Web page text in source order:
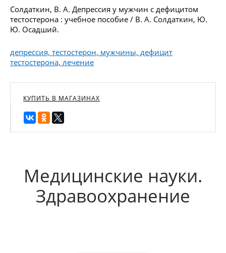
Солдаткин, В. А. Депрессия у мужчин с дефицитом
тестостерона : учебное пособие / В. А. Солдаткин, Ю.
Ю. Осадший.
депрессия, тестостерон, мужчины, дефицит
тестостерона, лечение
КУПИТЬ В МАГАЗИНАХ
Медицинские науки.
Здравоохранение